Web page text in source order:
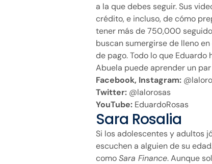
a la que debes seguir. Sus
crédito, e incluso, de cómo
tener más de 750,000
buscan sumergirse de lleno
de pago. Todo lo que Eduardo
Abuela puede aprender un
Facebook, Instagram:
Twitter: @lalorosas
YouTube: EduardoRosas
Sara Rosalia
Si los adolescentes y adultos
escuchen a alguien de su
comoSara Finance. Aunque